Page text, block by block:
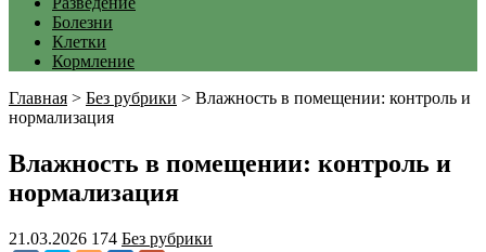
Болезни
Клетки
Кормление
Главная > Без рубрики > Влажность в помещении: контроль и
нормализация
Влажность в помещении: контроль и
нормализация
21.03.2026 174 Без рубрики